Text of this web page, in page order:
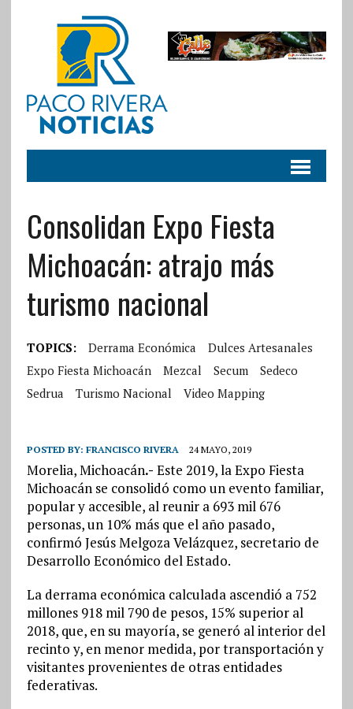
Consolidan Expo Fiesta
Michoacán: atrajo más
turismo nacional
TOPICS: Derrama Económica
Dulces Artesanales
Expo Fiesta Michoacán
Mezcal Secum
Sedeco
Sedrua
Turismo Nacional Video Mapping
POSTED BY: FRANCISCO RIVERA 24 MAYO, 2019
Morelia, Michoacán.- Este 2019, la Expo Fiesta
Michoacán se consolidó como un evento familiar,
popular y accesible, al reunir a 693 mil 676
personas, un 10% más que el año pasado,
confirmó Jesús Melgoza Velázquez, secretario de
Desarrollo Económico del Estado.
La derrama económica calculada ascendió a 752
millones 918 mil 790 de pesos, 15% superior al
2018, que, en su mayoría, se generó al interior del
recinto y, en menor medida, por transportación y
visitantes provenientes de otras entidades
federativas.